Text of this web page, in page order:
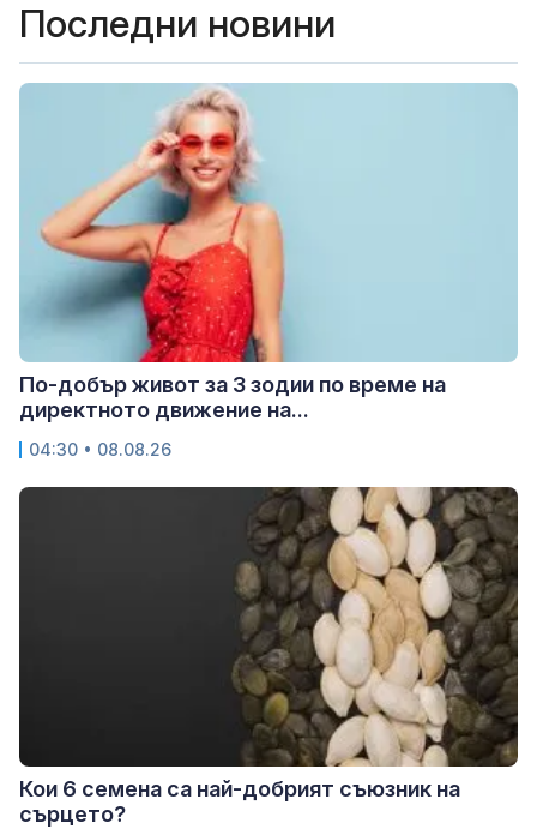
Последни новини
По-добър живот за 3 зодии по време на
директното движение на...
04:30 • 08.08.26
Кои 6 семена са най-добрият съюзник на
сърцето?